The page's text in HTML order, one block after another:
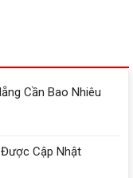
Cần Bao Nhiêu
Cập Nhật